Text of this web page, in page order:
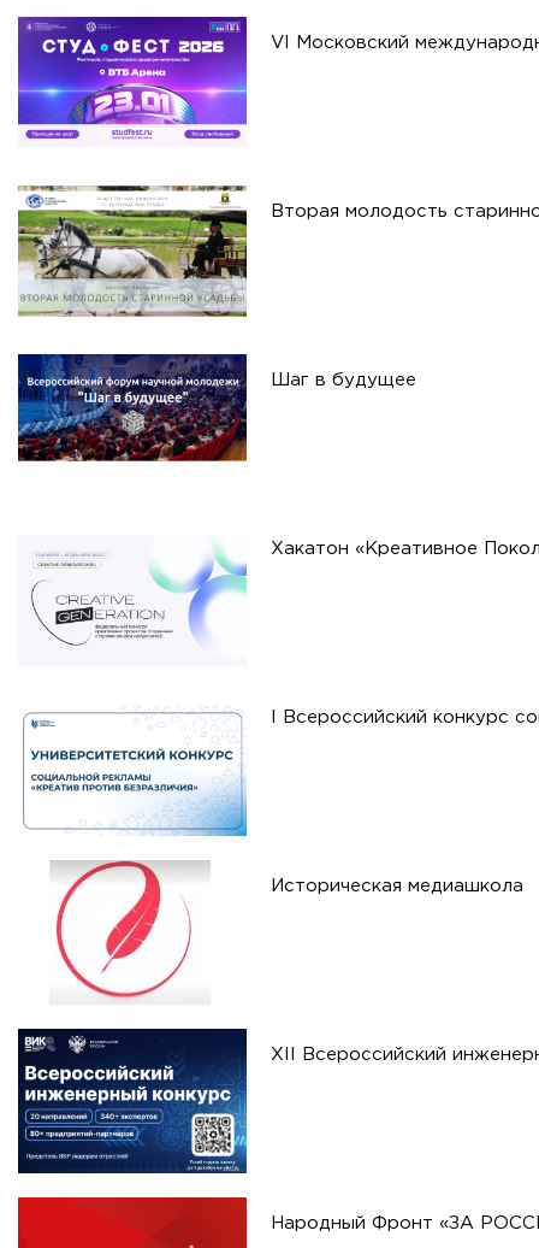
VI Московский
Вторая молодость
Шаг в будущее
Хакатон «Креативное
I Всероссийский конкурс
Историческая медиашкола
XII Всероссийский
Народный Фронт «ЗА